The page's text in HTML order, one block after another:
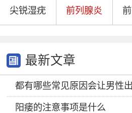
尖锐湿疣 前列腺炎
最新文章
都有哪些常见原因会让男性出
阳痿的注意事项是什么